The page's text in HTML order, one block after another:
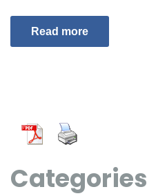
Read more
Categories